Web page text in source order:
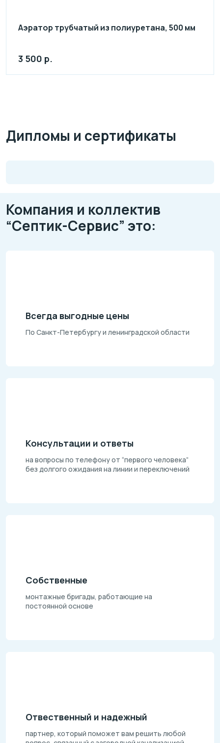
Аэратор трубчатый из полиуретана, 500 мм
3 500 р.
Дипломы и сертификаты
Компания и коллектив
“Септик-Сервис” это:
Всегда выгодные цены
По Санкт-Петербургу и ленинградской области
Консультации и ответы
на вопросы по телефону от “первого человека”
без долгого ожидания на линии и переключений
Собственные
монтажные бригады, работающие на
постоянной основе
Отвественный и надежный
партнер, который поможет вам решить любой